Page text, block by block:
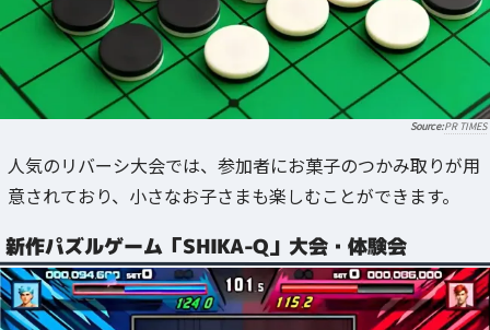
PR TIMES
人気のリバーシ大会では、参加者にお菓子のつかみ取りが用
意されており、小さなお子さまも楽しむことができます。
新作パズルゲーム「SHIKA-Q」大会・体験会